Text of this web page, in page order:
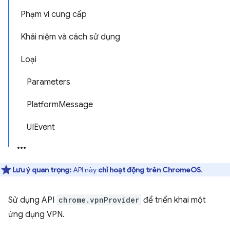
Phạm vi cung cấp
Khái niệm và cách sử dụng
Loại
Parameters
PlatformMessage
UIEvent
Lưu ý quan trọng:API này chỉ hoạt động trên ChromeOS.
Sử dụng API chrome.vpnProvider để triển khai một
ứng dụng VPN.